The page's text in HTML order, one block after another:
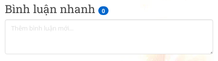
Bình luận nhanh 0